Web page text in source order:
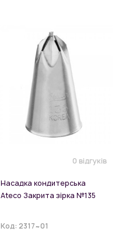
0 відгуків
Насадка кондитерська
Ateco Закрита зірка №135
Код: 2317~01